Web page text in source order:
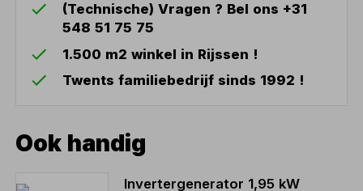
(Technische) Vragen ? Bel ons +31
548 51 75 75
1.500 m2 winkel in Rijssen !
Twents familiebedrijf sinds 1992 !
Ook handig
Invertergenerator 1,95 kW